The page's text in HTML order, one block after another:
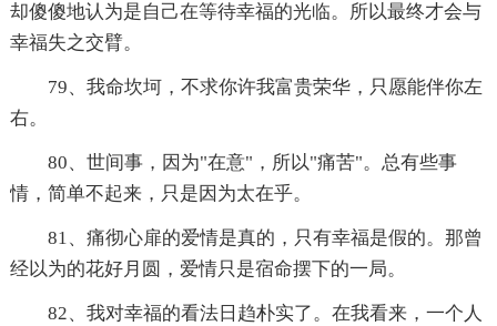
却傻傻地认为是自己在等待幸福的光临。所以最终才会与
幸福失之交臂。
79、我命坎坷，不求你许我富贵荣华，只愿能伴你左
右。
80、世间事，因为"在意"，所以"痛苦"。总有些事
情，简单不起来，只是因为太在乎。
81、痛彻心扉的爱情是真的，只有幸福是假的。那曾
经以为的花好月圆，爱情只是宿命摆下的一局。
82、我对幸福的看法日趋朴实了。在我看来，一个人